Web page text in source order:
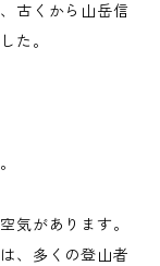
古くから山岳信
た。
気があります。
、多くの登山者